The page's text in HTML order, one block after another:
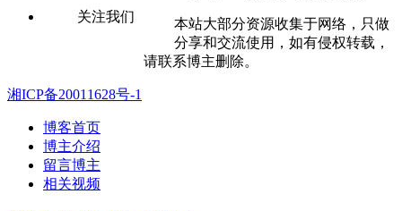
关注我们
本站大部分资源收集于网络，只做
分享和交流使用，如有侵权转载，
请联系博主删除。
湘ICP备20011628号-1
博客首页
博主介绍
留言博主
相关视频